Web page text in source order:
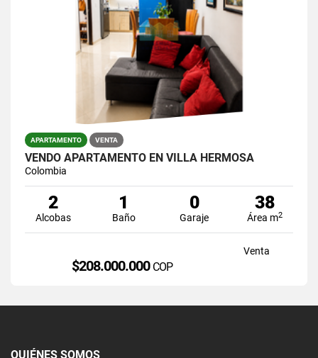
APARTAMENTO VENTA
VENDO APARTAMENTO EN VILLA HERMOSA
Colombia
2
Alcobas
1
Baño
0
Garaje
38
Área m2
Venta
$208.000.000 COP
QUIÉNES SOMOS